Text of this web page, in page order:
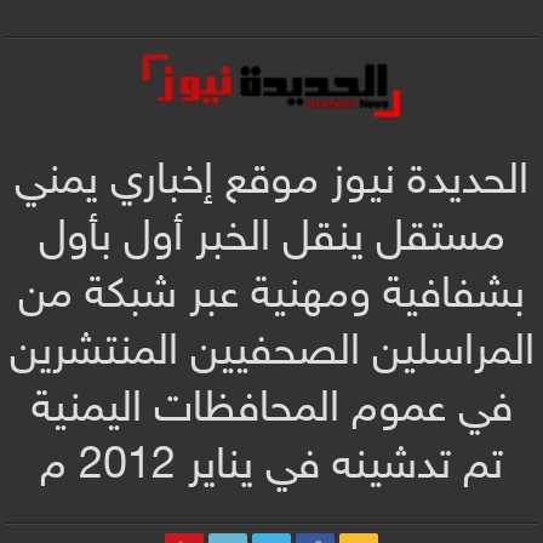
الحديدة نيوز موقع إخباري يمني
مستقل ينقل الخبر أول بأول
بشفافية ومهنية عبر شبكة من
المراسلين الصحفيين المنتشرين
في عموم المحافظات اليمنية
تم تدشينه في يناير 2012 م